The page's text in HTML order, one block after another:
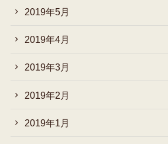
2019年5月
2019年4月
2019年3月
2019年2月
2019年1月